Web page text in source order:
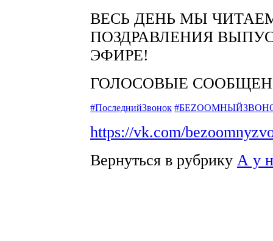
ВЕСЬ ДЕНЬ МЫ
ПОЗДРАВЛЕНИЯ
ЭФИРЕ!
ГОЛОСОВЫЕ
#ПоследнийЗвонок
https://vk.com/
Вернуться в рубрику А у